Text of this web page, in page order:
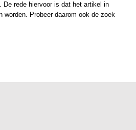
De rede hiervoor is dat het artikel in
worden. Probeer daarom ook de zoek